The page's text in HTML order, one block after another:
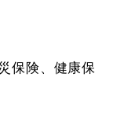
保険、健康保